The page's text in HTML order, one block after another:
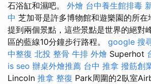
石浴缸和濕吧。 外燴 台中養生館排毒
中 芝加哥是許多博物館和遊樂園的所在
提到兩個景點，這些景點是世界的絕對
區的藍線10分鐘步行路程。 google 搜
中整復 北投 整骨 牛排 外燴 Superhot
is seo 辦桌外燴推薦 台中 推拿 撥筋創
Lincoln 推拿 整復 Park周圍的2臥室